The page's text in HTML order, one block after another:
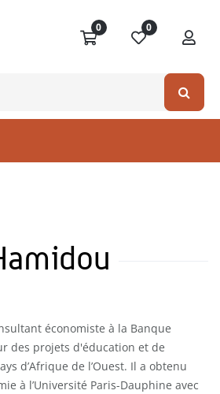
0 0
économiste à la Banque
des projets d'éducation et de
d’Afrique de l’Ouest. Il a obtenu
à l’Université Paris-Dauphine avec